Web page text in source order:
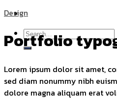
Search
for:
Design
Portfolio
Lorem ipsum dolor sit amet,
sed diam nonummy nibh
dolore magna aliquam erat